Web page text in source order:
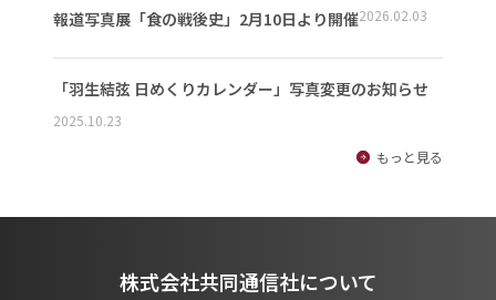
報道写真展「食の戦後史」2月10日より開催2026.02.03
「羽生結弦 日めくりカレンダー」写真変更のお知らせ
2025.10.23
もっと見る
株式会社共同通信社について